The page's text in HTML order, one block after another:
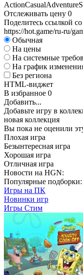
ActionCasualAdventure
Отслеживать цену 0
Поделитесь ссылкой
https://hot.game/ru-ru/
Обычная
На цены
На системные
На график
Без региона
HTML-виджет
В избранное 0
Добавить...
Добавьте игру в
новая коллекция
Вы пока не оценили
Плохая игра
Безынтересная игра
Хорошая игра
Отличная игра
Новости на HGN:
Популярные подборки:
Игры на ПК
Новинки игр
Игры Стим